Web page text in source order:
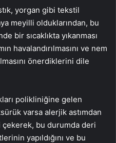
yorgan gibi tekstil
meyilli olduklarından, bu
bir sıcaklıkta yıkanması
havalandırılmasını ve nem
önerdiklerini dile
polikliniğine gelen
varsa alerjik astımdan
bu durumda deri
yapıldığını ve bu